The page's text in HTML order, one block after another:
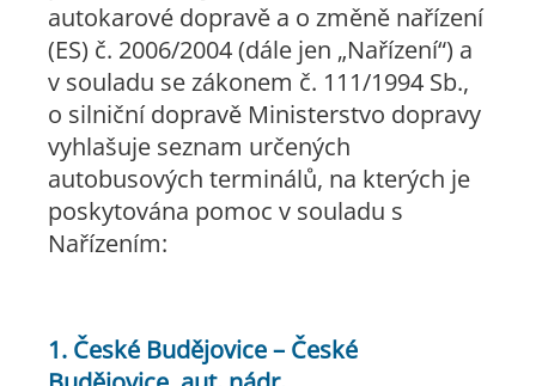
autokarové dopravě a o změně nařízení
(ES) č. 2006/2004 (dále jen „Nařízení“) a
v souladu se zákonem č. 111/1994 Sb.,
o silniční dopravě Ministerstvo dopravy
vyhlašuje seznam určených
autobusových terminálů, na kterých je
poskytována pomoc v souladu s
Nařízením:
1. České Budějovice – České